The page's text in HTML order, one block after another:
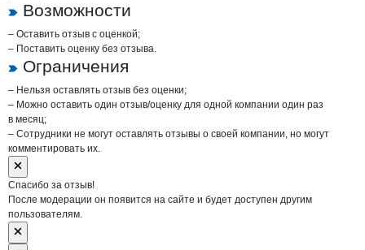
Возможности
– Оставить отзыв с оценкой;
– Поставить оценку без отзыва.
Ограничения
– Нельзя оставлять отзыв без оценки;
– Можно оставить один отзыв/оценку для одной компании один раз
в месяц;
– Сотрудники не могут оставлять отзывы о своей компании, но могут
комментировать их.
Спасибо за отзыв!
После модерации он появится на сайте и будет доступен другим
пользователям.